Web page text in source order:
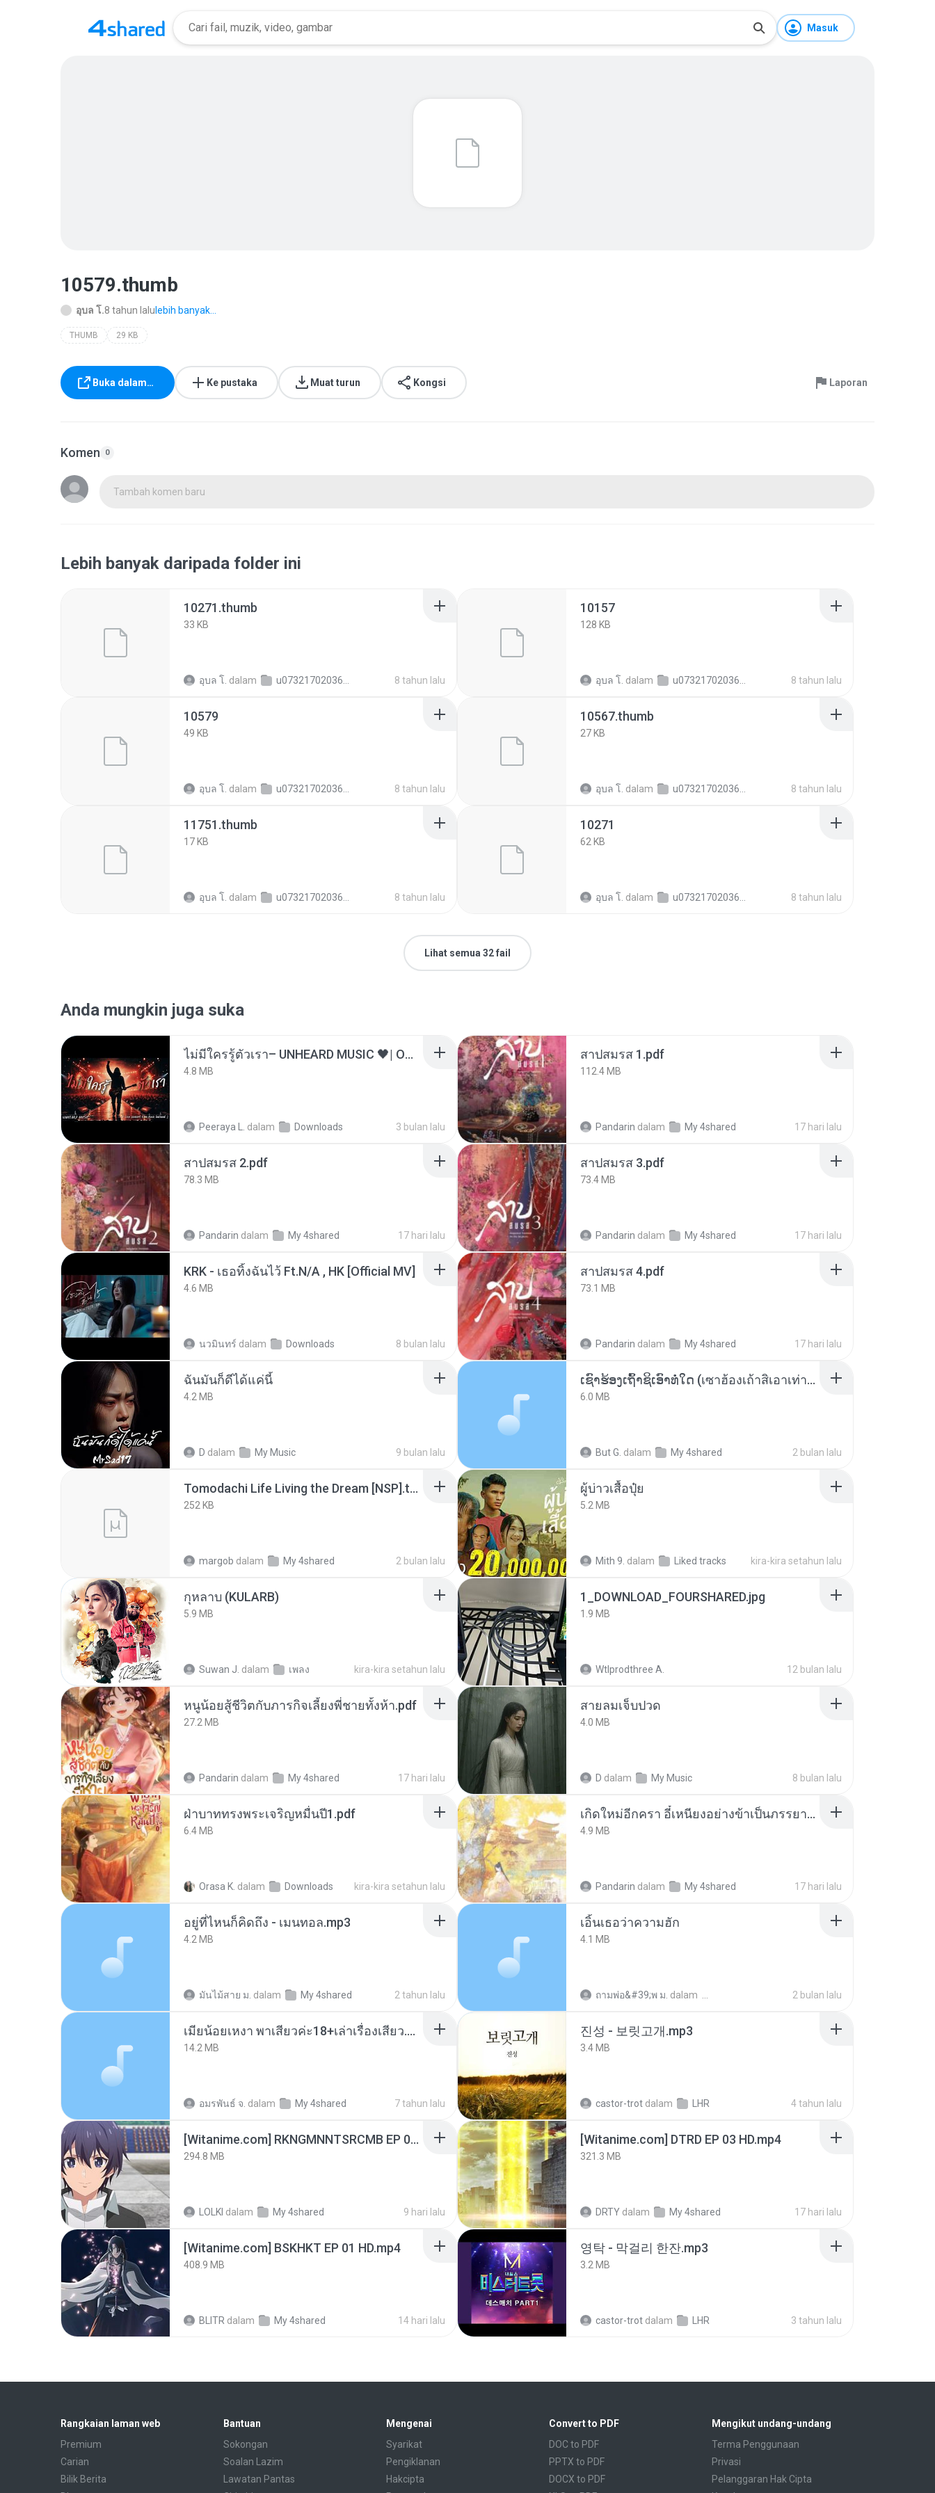
Masuk
10579.thumb
อุบล โ.8 tahun lalu lebih banyak...
THUMB 29 KB
Buka dalam… Ke pustaka Muat turun Kongsi Laporan
Komen 0
Tambah komen baru
Lebih banyak daripada folder ini
10271.thumb
33 KB
อุบล โ. dalam u0732170203603094a3722478c1e15e05 8 tahun lalu
10157
128 KB
อุบล โ. dalam u0732170203603094a3722478c1e15e05 8 tahun lalu
10579
49 KB
อุบล โ. dalam u0732170203603094a3722478c1e15e05 8 tahun lalu
10567.thumb
27 KB
อุบล โ. dalam u0732170203603094a3722478c1e15e05 8 tahun lalu
11751.thumb
17 KB
อุบล โ. dalam u0732170203603094a3722478c1e15e05 8 tahun lalu
10271
62 KB
อุบล โ. dalam u0732170203603094a3722478c1e15e05 8 tahun lalu
Lihat semua 32 fail
Anda mungkin juga suka
ไม่มีใครรู้ตัวเรา– UNHEARD MUSIC 🖤| Official Lyric Video | เพลงสู้ชีวิต
4.8 MB
Peeraya L. dalam Downloads 3 bulan lalu
สาปสมรส 1.pdf
112.4 MB
Pandarin dalam My 4shared 17 hari lalu
สาปสมรส 2.pdf
78.3 MB
Pandarin dalam My 4shared 17 hari lalu
สาปสมรส 3.pdf
73.4 MB
Pandarin dalam My 4shared 17 hari lalu
KRK - เธอทิ้งฉันไว้ Ft.N/A , HK [Official MV]
4.6 MB
นวมินทร์ dalam Downloads 8 bulan lalu
สาปสมรส 4.pdf
73.1 MB
Pandarin dalam My 4shared 17 hari lalu
ฉันมันก็ดีได้แค่นี้
4.2 MB
D dalam My Music 9 bulan lalu
ເຊົາຮ້ອງເຖົ້າຊິເອົາທໍ່ໃດ (เซาฮ้องเถ้าสิเอาเท่าใด) ບຸນເກີດ ຫນູຫ່ວງ ft. ໂສພາ ຈຸນທະລາ
6.0 MB
But G. dalam My 4shared 2 bulan lalu
Tomodachi Life Living the Dream [NSP].torrent
252 KB
margob dalam My 4shared 2 bulan lalu
ผู้บ่าวเสื้อปุ๋ย
5.2 MB
Mith 9. dalam Liked tracks kira-kira setahun lalu
กุหลาบ (KULARB)
5.9 MB
Suwan J. dalam เพลง kira-kira setahun lalu
1_DOWNLOAD_FOURSHARED.jpg
1.9 MB
Wtlprodthree A. 12 bulan lalu
หนูน้อยสู้ชีวิตกับภารกิจเลี้ยงพี่ชายทั้งห้า.pdf
27.2 MB
Pandarin dalam My 4shared 17 hari lalu
สายลมเจ็บปวด
4.0 MB
D dalam My Music 8 bulan lalu
ฝ่าบาททรงพระเจริญหมื่นปี1.pdf
6.4 MB
Orasa K. dalam Downloads kira-kira setahun lalu
เกิดใหม่อีกครา อี๋เหนียงอย่างข้าเป็นภรรยาขุนนาง 1_ST.pdf
4.9 MB
Pandarin dalam My 4shared 17 hari lalu
อยู่ที่ไหนก็คิดถึง - เมนทอล.mp3
4.2 MB
มันไม้สาย ม. dalam My 4shared 2 tahun lalu
เอิ้นเธอว่าความฮัก
4.1 MB
ถามพ่อ&#39;พ ม. dalam 2 bulan lalu
เมียน้อยเหงา พาเสียวค่ะ18+เล่าเรื่องเสียว.mp3
14.2 MB
อมรพันธ์ จ. dalam My 4shared 7 tahun lalu
진성 - 보릿고개.mp3
3.4 MB
castor-trot dalam LHR 4 tahun lalu
[Witanime.com] RKNGMNNTSRCMB EP 06 HD.mp4
294.8 MB
LOLKI dalam My 4shared 9 hari lalu
[Witanime.com] DTRD EP 03 HD.mp4
321.3 MB
DRTY dalam My 4shared 17 hari lalu
[Witanime.com] BSKHKT EP 01 HD.mp4
408.9 MB
BLITR dalam My 4shared 14 hari lalu
영탁 - 막걸리 한잔.mp3
3.2 MB
castor-trot dalam LHR 3 tahun lalu
Rangkaian laman web
Premium
Carian
Bilik Berita
Bantuan
Sokongan
Soalan Lazim
Lawatan Pantas
Mengenai
Syarikat
Pengiklanan
Hakcipta
Convert to PDF
DOC to PDF
PPTX to PDF
DOCX to PDF
Mengikut undang-undang
Terma Penggunaan
Privasi
Pelanggaran Hak Cipta